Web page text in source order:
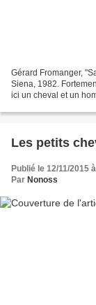
Gérard Fromanger,
Siena, 1982.
ici un cheval et un
Les petits
Publié le 12/11/2015
Par Nonoss